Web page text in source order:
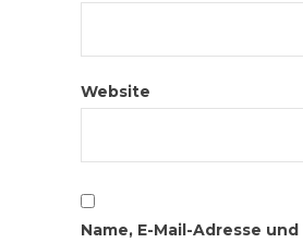
Website
Name, E-Mail-Adresse